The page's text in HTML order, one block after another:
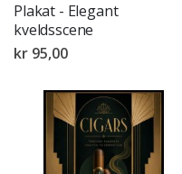
Plakat - Elegant
kveldsscene
kr 95,00